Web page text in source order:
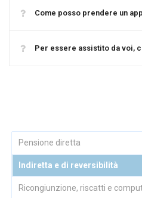
Come posso prendere un
Per essere assistito da voi,
Pensione diretta
Indiretta e di reversibilità
Ricongiunzione, riscatti e